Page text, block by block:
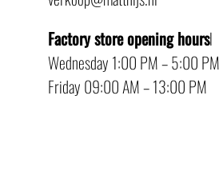
Factory store opening hoursl
Wednesday 1:00 PM – 5:00 PM
Friday 09:00 AM – 13:00 PM